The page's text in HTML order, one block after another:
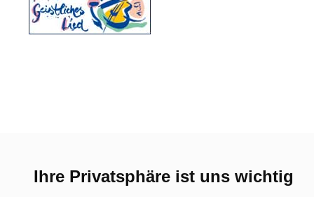
Ihre Privatsphäre ist uns wichtig